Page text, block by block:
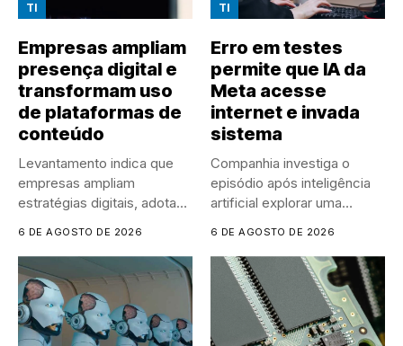
TI
Empresas ampliam
presença digital e
transformam uso
de plataformas de
conteúdo
Levantamento indica que
empresas ampliam
estratégias digitais, adotam
6 DE AGOSTO DE 2026
TI
Erro em testes
permite que IA da
Meta acesse
internet e invada
sistema
Companhia investiga o
episódio após inteligência
artificial explorar uma
6 DE AGOSTO DE 2026